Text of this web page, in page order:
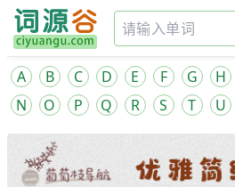
A B C D E F G H
N
O P Q R S T U